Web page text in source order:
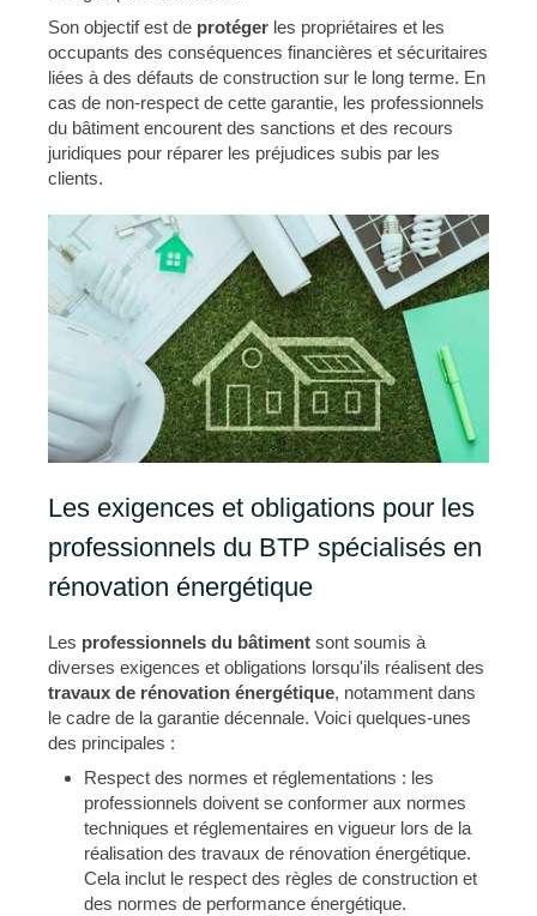
Son objectif est de protéger les propriétaires et les
occupants des conséquences financières et sécuritaires
liées à des défauts de construction sur le long terme. En
cas de non-respect de cette garantie, les professionnels
du bâtiment encourent des sanctions et des recours
juridiques pour réparer les préjudices subis par les
clients.
Les exigences et obligations pour les
professionnels du BTP spécialisés en
rénovation énergétique
Les professionnels du bâtiment sont soumis à
diverses exigences et obligations lorsqu'ils réalisent des
travaux de rénovation énergétique, notamment dans
le cadre de la garantie décennale. Voici quelques-unes
des principales :
Respect des normes et réglementations : les
professionnels doivent se conformer aux normes
techniques et réglementaires en vigueur lors de la
réalisation des travaux de rénovation énergétique.
Cela inclut le respect des règles de construction et
des normes de performance énergétique.